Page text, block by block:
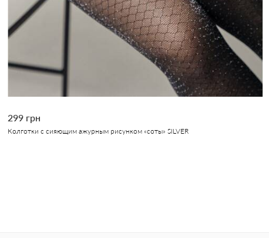
299 грн
Колготки с сияющим ажурным рисунком «соты» SILVER